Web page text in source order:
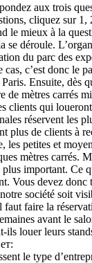
aux trois
cliquez sur 1,
le mieux à la
se déroule.
du parc des
c’est donc le
Ensuite, dès
de mètres carrés
clients qui
réservent les
plus de clients à
les petites et
mètres carrés.
plus important. Ce
Vous devez
société soit
faut faire la
avant le
ils louer leurs
le type